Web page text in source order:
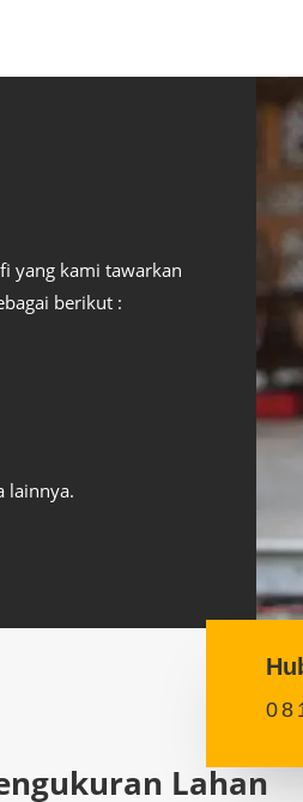
yang kami tawarkan
berikut :
lainnya.
Lahan